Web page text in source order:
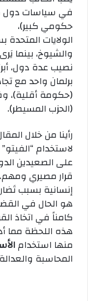
في سياسات دول
حكومي كبير)،
الولايات
والشيوخ، بينما
نصيب عدة دول،
برلمان واحد مع
(حكومة أقلية)،
(الحزب المسيطر).
رأينا من خلال
لاستخدام
على الصعيدين
قرار مصيري
إنسانية بسبب
هو الحال في
كامناً في اتخاذ
هذه اللحظة مما
منها استخدام
المحاسبة